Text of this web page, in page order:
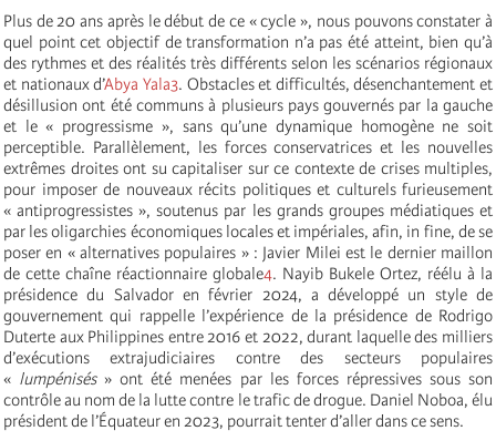
Plus de 20 ans après le début de ce « cycle », nous pouvons constater à
quel point cet objectif de transformation n’a pas été atteint, bien qu’à
des rythmes et des réalités très différents selon les scénarios régionaux
et nationaux d’Abya Yala3. Obstacles et difficultés, désenchantement et
désillusion ont été communs à plusieurs pays gouvernés par la gauche
et le « progressisme », sans qu’une dynamique homogène ne soit
perceptible. Parallèlement, les forces conservatrices et les nouvelles
extrêmes droites ont su capitaliser sur ce contexte de crises multiples,
pour imposer de nouveaux récits politiques et culturels furieusement
« antiprogressistes », soutenus par les grands groupes médiatiques et
par les oligarchies économiques locales et impériales, afin, in fine, de se
poser en « alternatives populaires » : Javier Milei est le dernier maillon
de cette chaîne réactionnaire globale4. Nayib Bukele Ortez, réélu à la
présidence du Salvador en février 2024, a développé un style de
gouvernement qui rappelle l’expérience de la présidence de Rodrigo
Duterte aux Philippines entre 2016 et 2022, durant laquelle des milliers
d’exécutions extrajudiciaires contre des secteurs populaires
« lumpénisés» ont été menées par les forces répressives sous son
contrôle au nom de la lutte contre le trafic de drogue. Daniel Noboa, élu
président de l’Équateur en 2023, pourrait tenter d’aller dans ce sens.